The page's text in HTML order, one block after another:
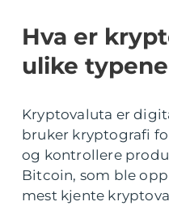
Hva er
ulike typene
Kryptovaluta er
bruker kryptografi
og kontrollere
Bitcoin, som ble
mest kjente